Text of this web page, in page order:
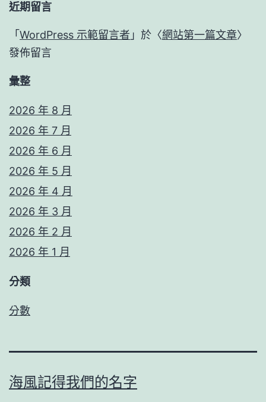
近期留言
「 WordPress 示範留言者 」於〈網站第一篇文章〉
發佈留言
彙整
2026 年 8 月
2026 年 7 月
2026 年 6 月
2026 年 5 月
2026 年 4 月
2026 年 3 月
2026 年 2 月
2026 年 1 月
分類
分數
海風記得我們的名字